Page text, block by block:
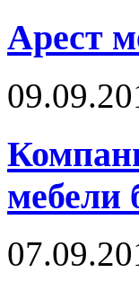
Арест
мебели